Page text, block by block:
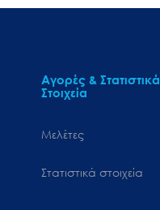
Αγορές & Στατιστικά
Στοιχεία
Μελέτες
Στατιστικά στοιχεία